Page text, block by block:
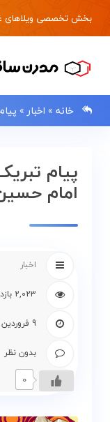
بخش تخصصی ویلاهای
خانه» اخبار»
پیام
امام
اخبار
2,023 بازدید
9 فروردین 1399
بدون نظر
0
0133483
صفحه
گالری